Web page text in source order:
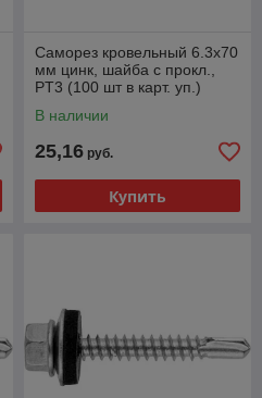
Саморез кровельный 6.3х70
мм цинк, шайба с прокл.,
PT3 (100 шт в карт. уп.)
В наличии
25,16 руб.
Купить